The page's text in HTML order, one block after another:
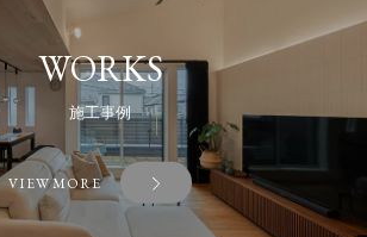
WORKS
施工事例
VIEW MORE